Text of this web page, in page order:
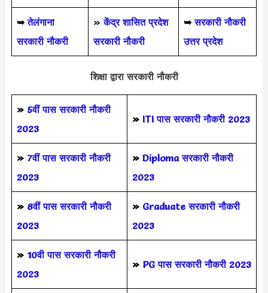
➥तेलंगाना
सरकारी नौकरी
»केंद्र शासित प्रदेश
सरकारी नौकरी
➥ सरकारी नौकरी
उत्तर प्रदेश
शिक्षा द्वारा सरकारी नौकरी
» 5वीं पास सरकारी नौकरी
2023
» ITI पास सरकारी नौकरी 2023
» 7वीं पास सरकारी नौकरी
2023
» Diploma सरकारी नौकरी
2023
» 8वीं पास सरकारी नौकरी
2023
» Graduate सरकारी नौकरी
2023
» 10वी पास सरकारी नौकरी
2023
» PG पास सरकारी नौकरी 2023